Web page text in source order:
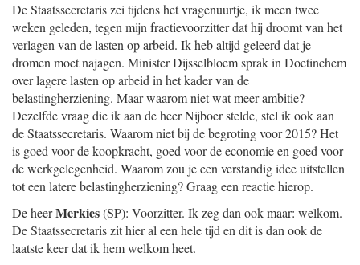
De Staatssecretaris zei tijdens het vragenuurtje, ik meen twee
weken geleden, tegen mijn fractievoorzitter dat hij droomt van het
verlagen van de lasten op arbeid. Ik heb altijd geleerd dat je
dromen moet najagen. Minister Dijsselbloem sprak in Doetinchem
over lagere lasten op arbeid in het kader van de
belastingherziening. Maar waarom niet wat meer ambitie?
Dezelfde vraag die ik aan de heer Nijboer stelde, stel ik ook aan
de Staatssecretaris. Waarom niet bij de begroting voor 2015? Het
is goed voor de koopkracht, goed voor de economie en goed voor
de werkgelegenheid. Waarom zou je een verstandig idee uitstellen
tot een latere belastingherziening? Graag een reactie hierop.
De heerMerkies(SP): Voorzitter. Ik zeg dan ook maar: welkom.
De Staatssecretaris zit hier al een hele tijd en dit is dan ook de
laatste keer dat ik hem welkom heet.